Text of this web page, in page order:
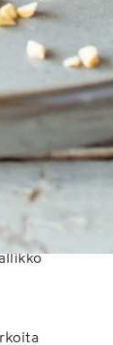
mitä